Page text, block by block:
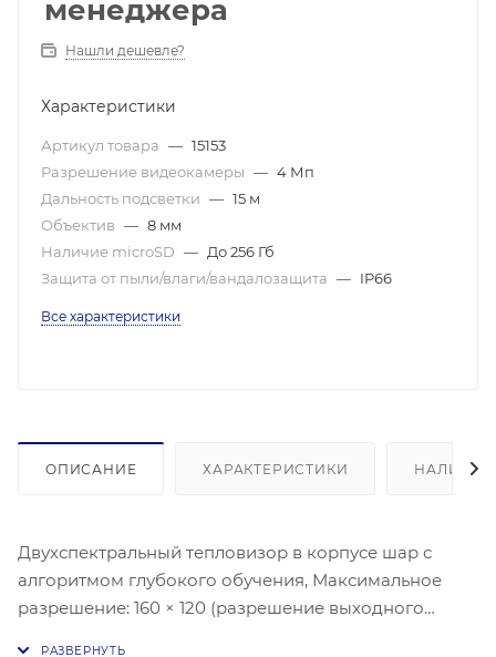
менеджера
Нашли дешевле?
Характеристики
Артикул товара — 15153
Разрешение видеокамеры — 4 Мп
Дальность подсветки — 15 м
Объектив — 8 мм
Наличие microSD — До 256 Гб
Защита от пыли/влаги/вандалозащита — IP66
Все характеристики
ОПИСАНИЕ ХАРАКТЕРИСТИКИ НАЛИЧИЕ
Двухспектральный тепловизор в корпусе шар с
алгоритмом глубокого обучения, Максимальное
разрешение: 160 × 120 (разрешение выходного